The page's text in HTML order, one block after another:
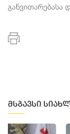
განვითარებასა
მსგავსი